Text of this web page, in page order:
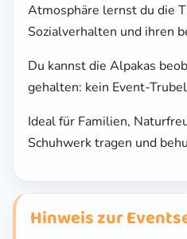
Atmosphäre lernst du die
Sozialverhalten und ihren
Du kannst die Alpakas
gehalten: kein Event-
Ideal für Familien,
Schuhwerk tragen und
Hinweis zur